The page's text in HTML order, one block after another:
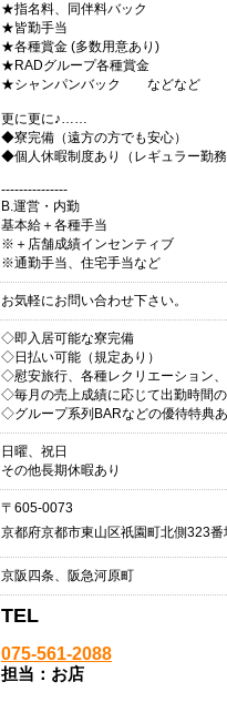
★指名料、同伴料バック
★皆勤手当
★各種賞金 (多数用意あり)
★RADグループ各種賞金
★シャンパンバック などなど
更に更に♪……
◆寮完備（遠方の方でも安心）
◆個人休暇制度あり（レギュラー勤務
---------------
B.運営・内勤
基本給＋各種手当
※＋店舗成績インセンティブ
※通勤手当、住宅手当など
お気軽にお問い合わせ下さい。
◇即入居可能な寮完備
◇日払い可能（規定あり）
◇慰安旅行、各種レクリエーション、
◇毎月の売上成績に応じて出勤時間の
◇グループ系列BARなどの優待特典あ
日曜、祝日
その他長期休暇あり
〒605-0073
京都府京都市東山区祇園町北側323
京阪四条、阪急河原町
TEL
075-561-2088
担当：お店